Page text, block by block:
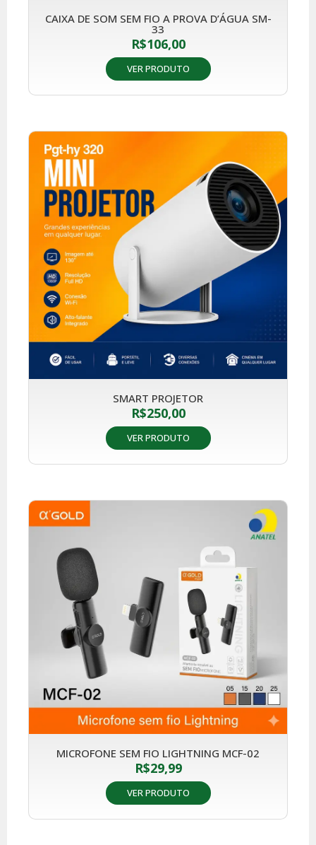
CAIXA DE SOM SEM FIO A PROVA D’ÁGUA SM-
33
R$106,00
VER PRODUTO
SMART PROJETOR
R$250,00
VER PRODUTO
MICROFONE SEM FIO LIGHTNING MCF-02
R$29,99
VER PRODUTO